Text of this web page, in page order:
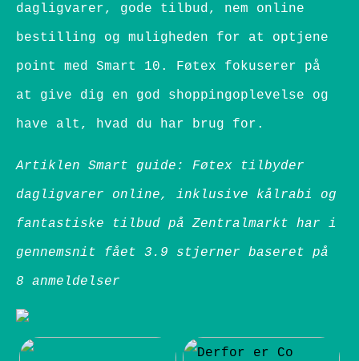
dagligvarer, gode tilbud, nem online
bestilling og muligheden for at optjene
point med Smart 10. Føtex fokuserer på
at give dig en god shoppingoplevelse og
have alt, hvad du har brug for.
Artiklen Smart guide: Føtex tilbyder
dagligvarer online, inklusive kålrabi og
fantastiske tilbud på Zentralmarkt har i
gennemsnit fået 3.9 stjerner baseret på
8 anmeldelser